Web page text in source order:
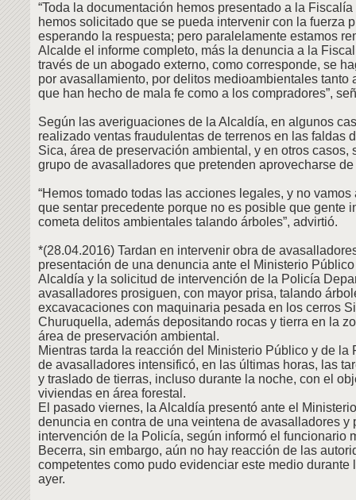
“Toda la documentación hemos presentado a la
hemos solicitado que se pueda intervenir con la fuerza
esperando la respuesta; pero paralelamente estamos
Alcalde el informe completo, más la denuncia a la
través de un abogado externo, como corresponde, se
por avasallamiento, por delitos medioambientales tanto
que han hecho de mala fe como a los compradores”,
Según las averiguaciones de la Alcaldía, en algunos
realizado ventas fraudulentas de terrenos en las faldas
Sica, área de preservación ambiental, y en otros casos,
grupo de avasalladores que pretenden aprovecharse de
“Hemos tomado todas las acciones legales, y no vamos
que sentar precedente porque no es posible que gente
cometa delitos ambientales talando árboles”, advirtió.
*(28.04.2016) Tardan en intervenir obra de
presentación de una denuncia ante el Ministerio
Alcaldía y la solicitud de intervención de la Policía
avasalladores prosiguen, con mayor prisa, talando
excavacaciones con maquinaria pesada en los cerros
Churuquella, además depositando rocas y tierra en la
área de preservación ambiental.
Mientras tarda la reacción del Ministerio Público y de la
de avasalladores intensificó, en las últimas horas, las
y traslado de tierras, incluso durante la noche, con el
viviendas en área forestal.
El pasado viernes, la Alcaldía presentó ante el
denuncia en contra de una veintena de avasalladores y
intervención de la Policía, según informó el funcionario
Becerra, sin embargo, aún no hay reacción de las
competentes como pudo evidenciar este medio durante
ayer.